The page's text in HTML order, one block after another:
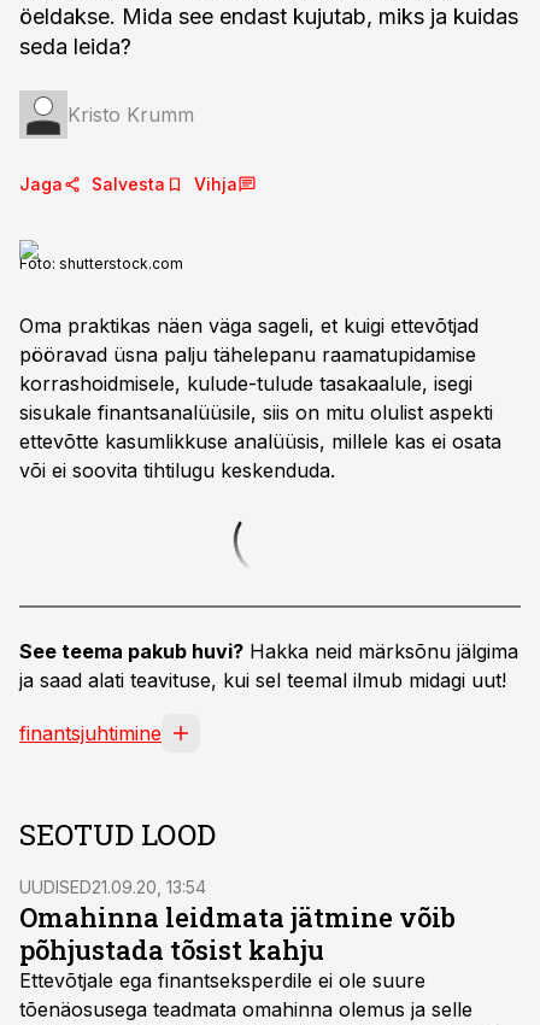
öeldakse. Mida see endast kujutab, miks ja kuidas
seda leida?
Kristo Krumm
Jaga Salvesta Vihja
Foto: shutterstock.com
Oma praktikas näen väga sageli, et kuigi ettevõtjad
pööravad üsna palju tähelepanu raamatupidamise
korrashoidmisele, kulude-tulude tasakaalule, isegi
sisukale finantsanalüüsile, siis on mitu olulist aspekti
ettevõtte kasumlikkuse analüüsis, millele kas ei osata
või ei soovita tihtilugu keskenduda.
See teema pakub huvi? Hakka neid märksõnu jälgima
ja saad alati teavituse, kui sel teemal ilmub midagi uut!
finantsjuhtimine
SEOTUD LOOD
UUDISED21.09.20, 13:54
Omahinna leidmata jätmine võib
põhjustada tõsist kahju
Ettevõtjale ega finantseksperdile ei ole suure
tõenäosusega teadmata omahinna olemus ja selle